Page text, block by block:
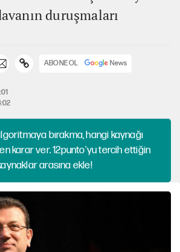
duruşmaları
ABONE OL
bırakma, hangi kaynağı
karar ver. 12punto'yu tercih ettiğin
arasına ekle!